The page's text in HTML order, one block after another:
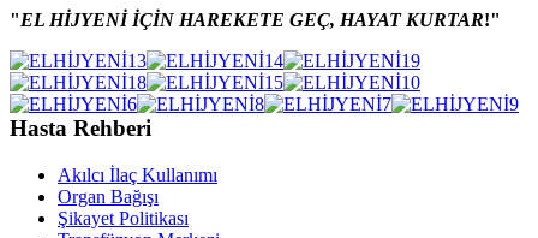
"EL HİJYENİ İÇİN HAREKETE GEÇ, HAYAT KURTAR!"
Hasta Rehberi
Akılcı İlaç Kullanımı
Organ Bağışı
Şikayet Politikası